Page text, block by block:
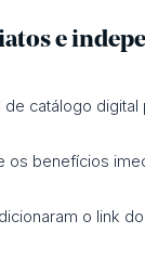
e
catálogo digital
os benefícios
o link